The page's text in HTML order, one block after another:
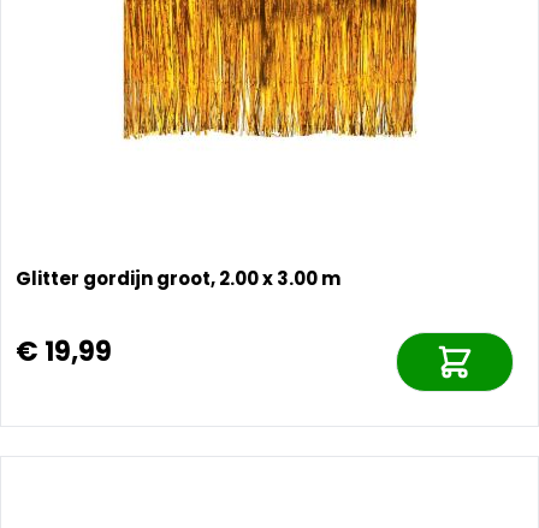
Glitter gordijn groot, 2.00 x 3.00 m
€ 19,99